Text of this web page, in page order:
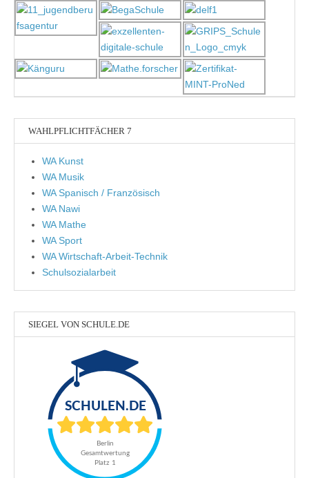
WAHLPFLICHTFÄCHER 7
WA Kunst
WA Musik
WA Spanisch / Französisch
WA Nawi
WA Mathe
WA Sport
WA Wirtschaft-Arbeit-Technik
Schulsozialarbeit
SIEGEL VON SCHULE.DE